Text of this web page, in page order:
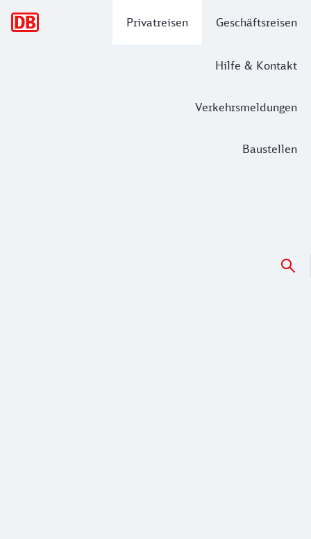
Privatreisen Geschäftsreisen
Hilfe & Kontakt
Verkehrsmeldungen
Baustellen